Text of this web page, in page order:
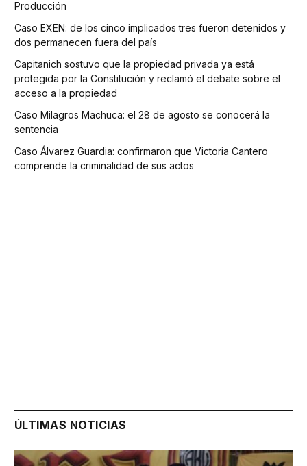
Producción
Caso EXEN: de los cinco implicados tres fueron detenidos y
dos permanecen fuera del país
Capitanich sostuvo que la propiedad privada ya está
protegida por la Constitución y reclamó el debate sobre el
acceso a la propiedad
Caso Milagros Machuca: el 28 de agosto se conocerá la
sentencia
Caso Álvarez Guardia: confirmaron que Victoria Cantero
comprende la criminalidad de sus actos
ÚLTIMAS NOTICIAS